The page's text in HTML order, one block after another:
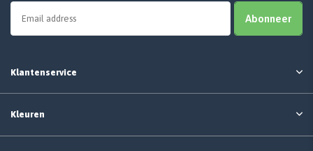
Abonneer
Klantenservice
Kleuren